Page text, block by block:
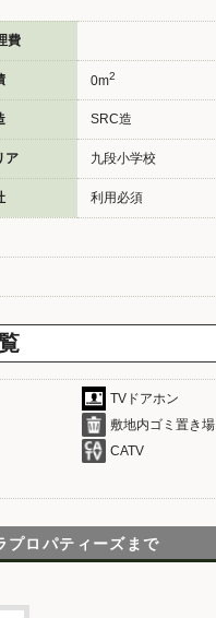
費
0m2
SRC造
ア 九段小学校
利用必須
TVドアホン
敷地内ゴミ置き場
CATV
プロパティーズまで